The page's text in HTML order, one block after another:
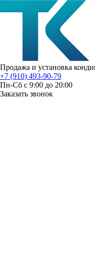
Продажа и установка
+7 (910) 493-90-79
Пн-Сб с 9:00 до 20:00
Заказать звонок